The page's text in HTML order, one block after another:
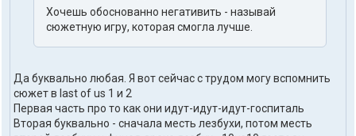
п
о
о
в
а
т
е
Хочешь обоснованно негативить - называй
сюжетную игру, которая смогла лучше.
Да буквально любая. Я вот сейчас с трудом могу вспомнить
сюжет в last of us 1 и 2
Первая часть про то как они идут-идут-идут-госпиталь
Вторая буквально - сначала месть лезбухи, потом месть